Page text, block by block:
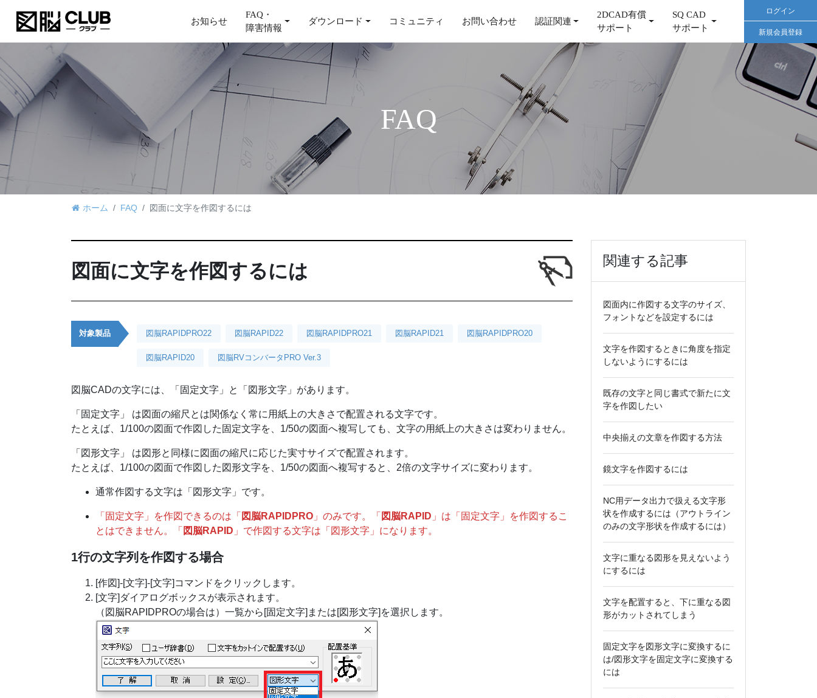
お知らせ
FAQ・
障害情報
ダウンロード コミュニティ お問い合わせ 認証関連
2DCAD有償
サポート
SQ CAD
サポート
ログイン
新規会員登録
FAQ
ホーム FAQ 図面に文字を作図するには
図面に文字を作図するには
対象製品 図脳RAPIDPRO22 図脳RAPID22 図脳RAPIDPRO21 図脳RAPID21 図脳RAPIDPRO20
図脳RAPID20 図脳RVコンバータPRO Ver.3
図脳CADの文字には、「固定文字」と「図形文字」があります。
「固定文字」 は図面の縮尺とは関係なく常に用紙上の大きさで配置される文字です。
たとえば、1/100の図面で作図した固定文字を、1/50の図面へ複写しても、文字の用紙上の大きさは変わりません。
「図形文字」 は図形と同様に図面の縮尺に応じた実寸サイズで配置されます。
たとえば、1/100の図面で作図した図形文字を、1/50の図面へ複写すると、2倍の文字サイズに変わります。
通常作図する文字は「図形文字」です。
「固定文字」を作図できるのは「 図脳RAPIDPRO 」のみです。「 図脳RAPID 」は「固定文字」を作図するこ
とはできません。「 図脳RAPID 」で作図する文字は「図形文字」になります。
1行の文字列を作図する場合
[作図]-[文字]-[文字]コマンドをクリックします。
[文字]ダイアログボックスが表示されます。
（図脳RAPIDPROの場合は）一覧から[固定文字]または[図形文字]を選択します。
関連する記事
図面内に作図する文字のサイズ、
フォントなどを設定するには
文字を作図するときに角度を指定
しないようにするには
既存の文字と同じ書式で新たに文
字を作図したい
中央揃えの文章を作図する方法
鏡文字を作図するには
NC用データ出力で扱える文字形
状を作成するには（アウトライン
のみの文字形状を作成するには）
文字に重なる図形を見えないよう
にするには
文字を配置すると、下に重なる図
形がカットされてしまう
固定文字を図形文字に変換するに
は/図形文字を固定文字に変換する
には